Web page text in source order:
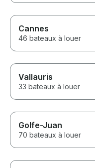
Cannes
46 bateaux à louer
Vallauris
33 bateaux à louer
Golfe-Juan
70 bateaux à louer